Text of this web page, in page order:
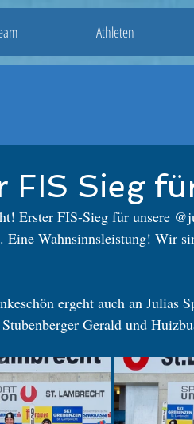
Athleten
FIS Sieg
Erster FIS-Sieg für unsere
Eine Wahnsinnsleistung! Wir
ergeht auch an Julias
Gerald und